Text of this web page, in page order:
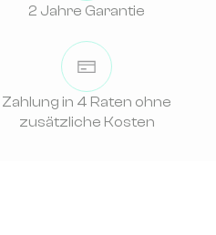
2 Jahre Garantie
Zahlung in 4 Raten ohne
zusätzliche Kosten